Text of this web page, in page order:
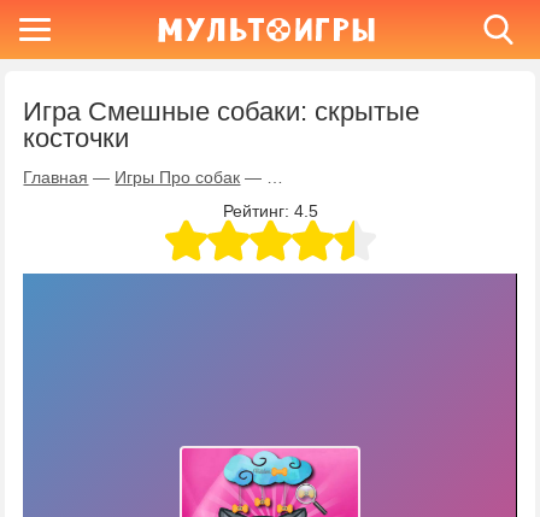
Игра Смешные собаки: скрытые
косточки
Главная — Игры Про собак —
Рейтинг: 4.5